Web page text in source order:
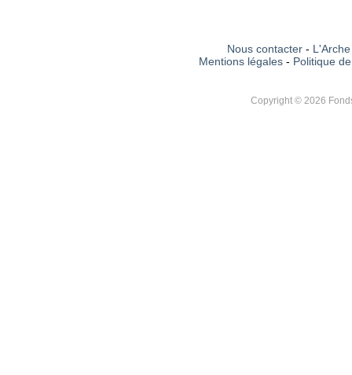
Nous contacter-
Mentions légales - Politique
Copyright © 2026